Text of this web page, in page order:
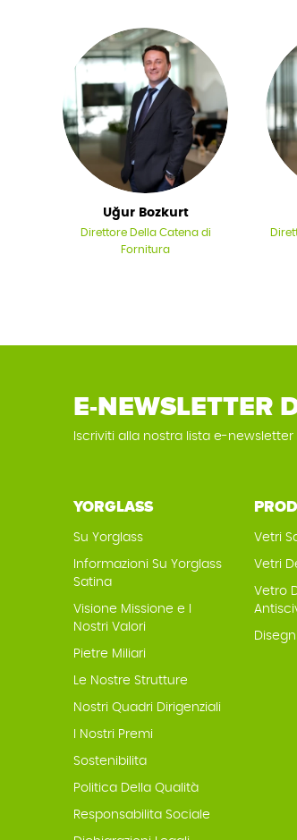
Uğur Bozkurt
Direttore Della Catena di
Fornitura
E-NEWSLETTER
Iscriviti alla nostra lista e-
YORGLASS
Su Yorglass
Informazioni Su Yorglass
Satina
Visione Missione e I
Nostri Valori
Pietre Miliari
Le Nostre Strutture
Nostri Quadri Dirigenziali
I Nostri Premi
Sostenibilita
Politica Della Qualità
Responsabilita Sociale
Vetri
Vetri
Vetro